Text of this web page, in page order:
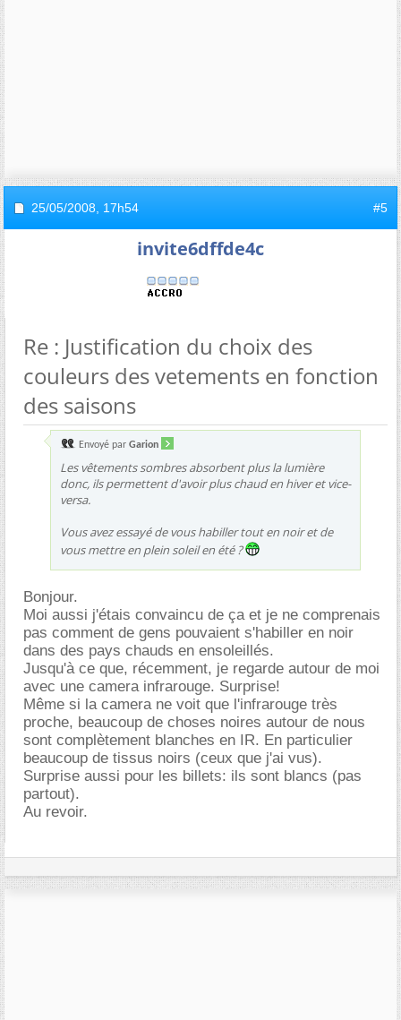
25/05/2008, 17h54 #5
invite6dffde4c
Re : Justification du choix des
couleurs des vetements en fonction
des saisons
Envoyé par Garion
Les vêtements sombres absorbent plus la lumière
donc, ils permettent d'avoir plus chaud en hiver et vice-
versa.
Vous avez essayé de vous habiller tout en noir et de
vous mettre en plein soleil en été ?
Bonjour.
Moi aussi j'étais convaincu de ça et je ne comprenais
pas comment de gens pouvaient s'habiller en noir
dans des pays chauds en ensoleillés.
Jusqu'à ce que, récemment, je regarde autour de moi
avec une camera infrarouge. Surprise!
Même si la camera ne voit que l'infrarouge très
proche, beaucoup de choses noires autour de nous
sont complètement blanches en IR. En particulier
beaucoup de tissus noirs (ceux que j'ai vus).
Surprise aussi pour les billets: ils sont blancs (pas
partout).
Au revoir.